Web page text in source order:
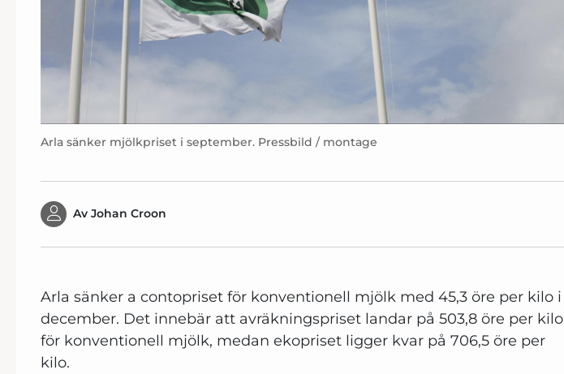
Arla sänker mjölkpriset i september. Pressbild / montage
Av Johan Croon
Arla sänker a contopriset för konventionell mjölk med 45,3 öre per kilo i
december. Det innebär att avräkningspriset landar på 503,8 öre per kilo
för konventionell mjölk, medan ekopriset ligger kvar på 706,5 öre per
kilo.